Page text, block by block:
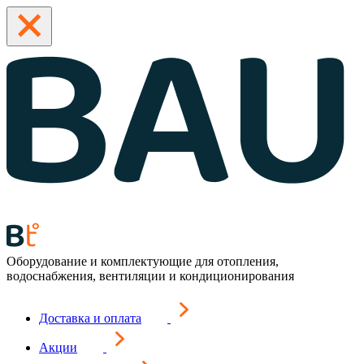
Оборудование и комплектующие для отопления,
водоснабжения, вентиляции и кондиционирования
Доставка и оплата
Акции